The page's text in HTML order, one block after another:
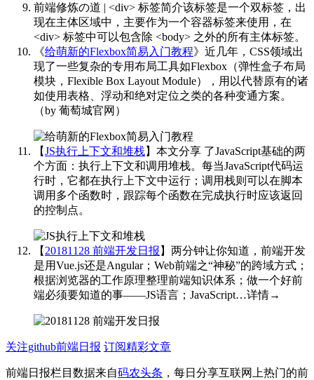
前端修炼の道 | <div> 标签简介该标签是一个双标签，出
现在主体区域中，主要作为一个容器标签来使用，在
<div> 标签中可以包含除 <body> 之外的所有主体标签。
《给萌新的Flexbox简易入门教程》近几年，CSS领域出
现了一些复杂的专用布局工具如Flexbox（弹性盒子布局
模块，Flexible Box Layout Module），用以代替原有的诸
如使用表格、浮动和绝对定位之类的各种变通方案。
（by 葡萄城官网） ​​​
【JS执行上下文和堆栈】本文分享 了JavaScript基础的两
个方面：执行上下文和调用堆栈。每当JavaScript代码运
行时，它都在执行上下文中运行；调用栈则可以在脚本
调用多个函数时，跟踪每个函数在完成执行时应该返回
的控制点。
【 20181128 前端开发日报 】两分钟让你知道，前端开发
是用Vue.js还是Angular；Web前端之“神秘”的跨域方式；
根据浏览器的工作原理整理前端知识体系；做一个好前
端必须要知道的事——JS语言；JavaScript…详情→
关注github前端日报 订阅精彩文章
前端日报栏目数据来自码农头条 ，每日分享互联网上热门的前